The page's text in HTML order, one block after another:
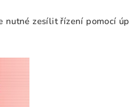
nutné zesílit řízení pomocí